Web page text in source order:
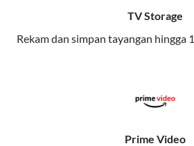
teknologi jaringan tertentu,
Nikmati kecepatan internet super
TV Storage
Rekam dan simpan tayangan hingga
Prime Video